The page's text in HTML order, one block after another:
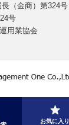
お気に入り
（金商）第324号
号
用業協会